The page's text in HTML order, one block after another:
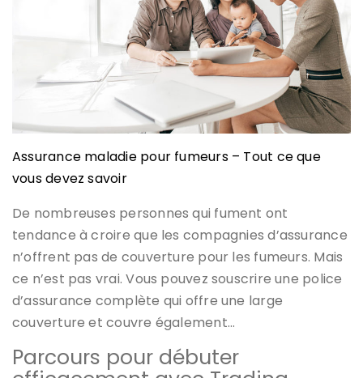
Assurance maladie pour fumeurs – Tout ce que
vous devez savoir
De nombreuses personnes qui fument ont
tendance à croire que les compagnies d’assurance
n’offrent pas de couverture pour les fumeurs. Mais
ce n’est pas vrai. Vous pouvez souscrire une police
d’assurance complète qui offre une large
couverture et couvre également…
Parcours pour débuter